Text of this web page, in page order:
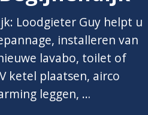
Loodgieter Guy helpt u
installeren van
lavabo, toilet of
ketel plaatsen, airco
leggen, …